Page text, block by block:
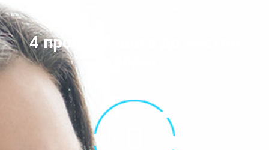
4 простых шага до чистой